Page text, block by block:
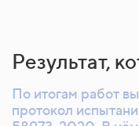
Результат,
По итогам работ
протокол